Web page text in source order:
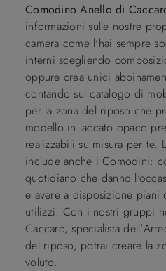
Comodino Anello di
informazioni sulle nostre
camera come l'hai sempre
interni scegliendo
oppure crea unici
contando sul catalogo di
per la zona del riposo che
modello in laccato opaco
realizzabili su misura per te.
include anche i Comodini:
quotidiano che danno
e avere a disposizione
utilizzi. Con i nostri gruppi
Caccaro, specialista
del riposo, potrai creare la
voluto.